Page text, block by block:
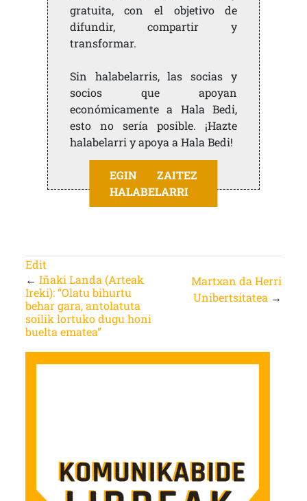
gratuita, con el objetivo de
difundir, compartir y
transformar.
Sin halabelarris, las socias y
socios que apoyan
económicamente a Hala Bedi,
esto no sería posible. ¡Hazte
halabelarri y apoya a Hala Bedi!
EGIN ZAITEZ
HALABELARRI
Edit
← Iñaki Landa (Arteak
Ireki): “Olatu bihurtu
behar gara, antolatuta
soilik lortuko dugu honi
buelta ematea”
Martxan da Herri
Unibertsitatea →